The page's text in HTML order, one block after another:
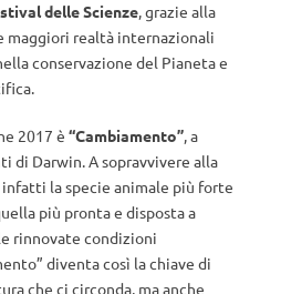
delle Scienze, grazie alla
maggiori realtà internazionali
conservazione del Pianeta e
2017 è “Cambiamento”, a
di Darwin. A sopravvivere alla
la specie animale più forte
più pronta e disposta a
rinnovate condizioni
diventa così la chiave di
che ci circonda, ma anche